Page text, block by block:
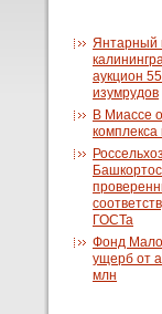
Янтарный
аукцион
изумрудов
В Миассе
ГОСТа
Фонд
ущерб от
млн